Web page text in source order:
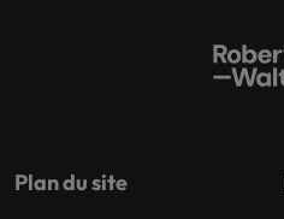
Plan du site